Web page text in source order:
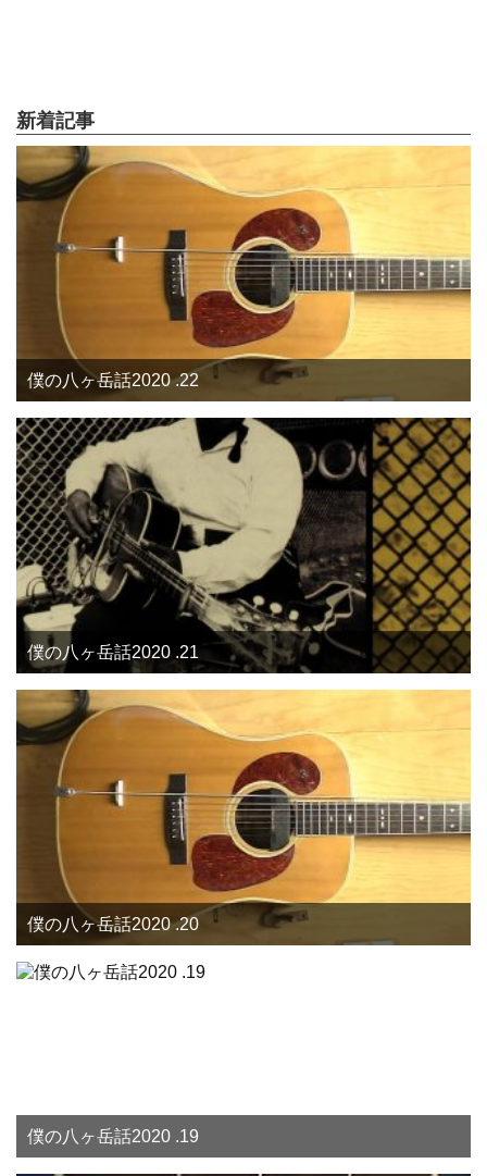
新着記事
僕の八ヶ岳話2020 .22
僕の八ヶ岳話2020 .21
僕の八ヶ岳話2020 .20
僕の八ヶ岳話2020 .19